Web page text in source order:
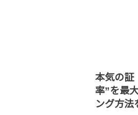
本気の証
率”を最
ング方法